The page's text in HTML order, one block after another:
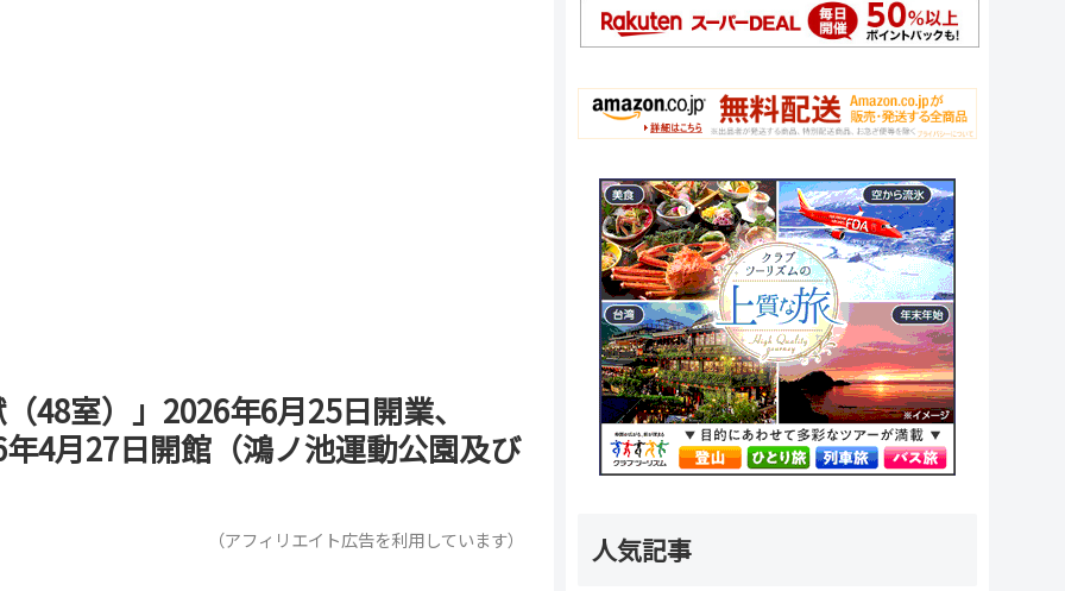
48室）」2026年6月25日開業、
4月27日開館（鴻ノ池運動公園及び
（アフィリエイト広告を利用しています） 人気記事